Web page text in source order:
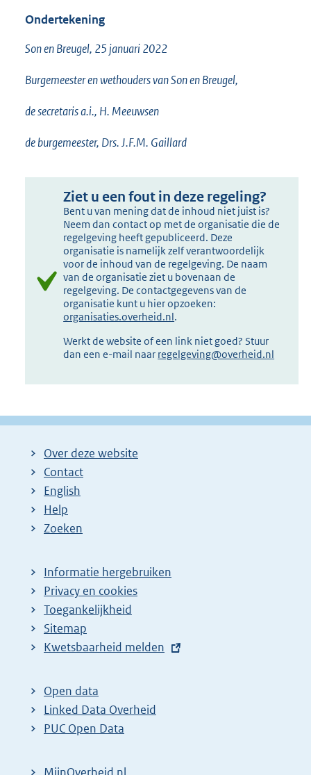
Ondertekening
Son en Breugel, 25 januari 2022
Burgemeester en wethouders van Son en Breugel,
de secretaris a.i., H. Meeuwsen
de burgemeester, Drs. J.F.M. Gaillard
Ziet u een fout in deze regeling?
Bent u van mening dat de inhoud niet juist is?
Neem dan contact op met de organisatie die de
regelgeving heeft gepubliceerd. Deze
organisatie is namelijk zelf verantwoordelijk
voor de inhoud van de regelgeving. De naam
van de organisatie ziet u bovenaan de
regelgeving. De contactgegevens van de
organisatie kunt u hier opzoeken:
organisaties.overheid.nl.
Werkt de website of een link niet goed? Stuur
dan een e-mail naar regelgeving@overheid.nl
Over deze website
Contact
English
Help
Zoeken
Informatie hergebruiken
Privacy en cookies
Toegankelijkheid
Sitemap
E
t
e
r
Kwetsbaarheid melden
Open data
Linked Data Overheid
PUC Open Data
MijnOverheid.nl